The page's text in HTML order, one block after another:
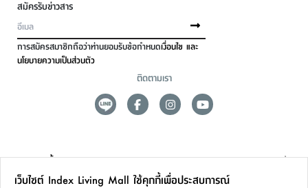
สมัครรับข่าวสาร
การสมัครสมาชิกถือว่าท่านยอมรับข้อกำหนดเงื่อนไข และ
นโยบายความเป็นส่วนตัว
ติดตามเรา
ดูแลลูกค้า
เว็บไซต์ Index Living Mall ใช้คุกกี้เพื่อประสบการณ์